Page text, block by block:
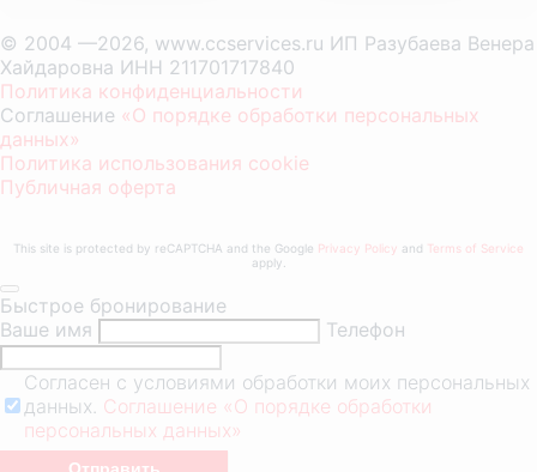
© 2004 —2026, www.ccservices.ru ИП Разубаева Венера
Хайдаровна ИНН 211701717840
Политика конфиденциальности
Соглашение «О порядке обработки персональных
данных»
Политика использования cookie
Публичная оферта
This site is protected by reCAPTCHA and the Google Privacy Policy and Terms of Service
apply.
Быстрое бронирование
Ваше имя
Телефон
Согласен с условиями обработки моих персональных
данных. Соглашение «О порядке обработки
персональных данных»